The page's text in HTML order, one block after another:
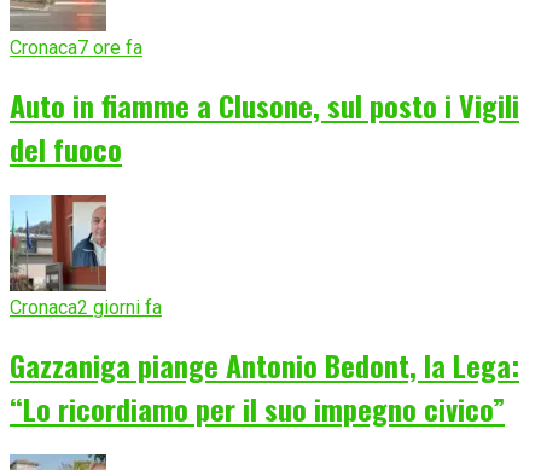
Cronaca7 ore fa
Auto in fiamme a Clusone, sul posto i Vigili
del fuoco
Cronaca2 giorni fa
Gazzaniga piange Antonio Bedont, la Lega:
“Lo ricordiamo per il suo impegno civico”